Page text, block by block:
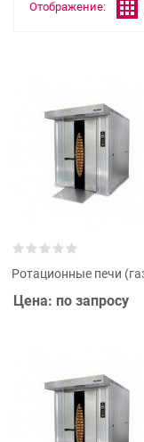
Отображение:
Ротационные печи
Цена: по запросу